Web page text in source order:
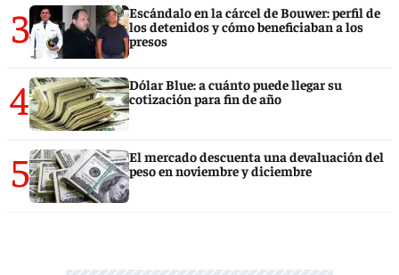
3
Escándalo en la cárcel de Bouwer: perfil de
los detenidos y cómo beneficiaban a los
presos
4
Dólar Blue: a cuánto puede llegar su
cotización para fin de año
5
El mercado descuenta una devaluación del
peso en noviembre y diciembre